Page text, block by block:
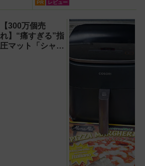
PR レビュー
【300万個売
れ】“痛すぎる”指
圧マット「シャク